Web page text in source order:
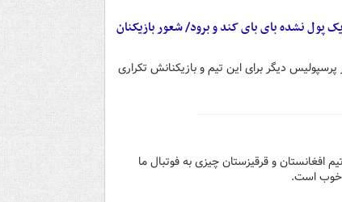
پول نشده بای بای کند و برود/ شعور بازیکنان
بعد از ۴ فصل سرمربیگری در پرسپولیس دیگر برای این تیم و بازیکنانش تکراری
افغانستان و قرقیزستان چیزی به فوتبال ما
خوب است.